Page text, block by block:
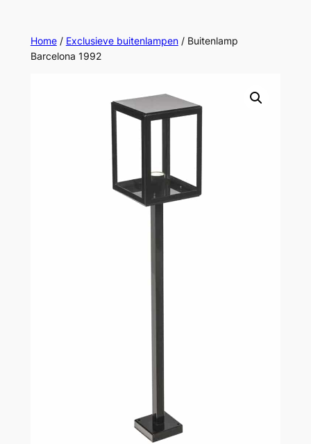
Home/ Exclusieve buitenlampen/ Buitenlamp
Barcelona 1992